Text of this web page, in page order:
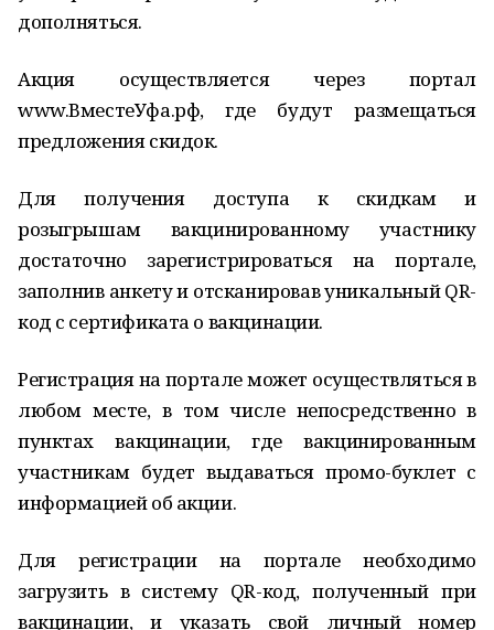
дополняться.
Акция осуществляется через портал
www.ВместеУфа.рф, где будут размещаться
предложения скидок.
Для получения доступа к скидкам и
розыгрышам вакцинированному участнику
достаточно зарегистрироваться на портале,
заполнив анкету и отсканировав уникальный QR-
код с сертификата о вакцинации.
Регистрация на портале может осуществляться в
любом месте, в том числе непосредственно в
пунктах вакцинации, где вакцинированным
участникам будет выдаваться промо-буклет с
информацией об акции.
Для регистрации на портале необходимо
загрузить в систему QR-код, полученный при
вакцинации, и указать свой личный номер